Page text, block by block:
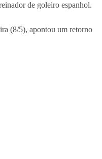
de goleiro espanhol.
(8/5), apontou um retorno